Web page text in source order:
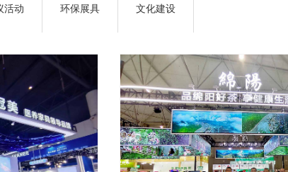
活动 环保展具 文化建设